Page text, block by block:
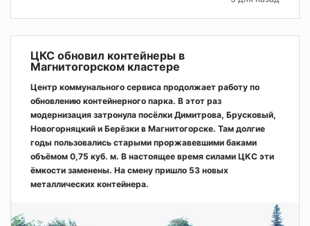
ЦКС обновил контейнеры в
Магнитогорском кластере
Центр коммунального сервиса продолжает работу по
обновлению контейнерного парка. В этот раз
модернизация затронула посёлки Димитрова, Брусковый,
Новогорняцкий и Берёзки в Магнитогорске. Там долгие
годы пользовались старыми проржавевшими баками
объёмом 0,75 куб. м. В настоящее время силами ЦКС эти
ёмкости заменены. На смену пришло 53 новых
металлических контейнера.